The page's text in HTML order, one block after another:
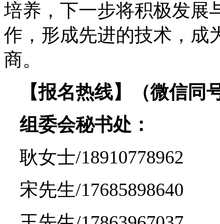
培养，下一步将积极发展
作，形成先进的技术，成
商。
【报名热线】（微信同
组委会秘书处：
耿女士/18910778962
宋先生/17685898640